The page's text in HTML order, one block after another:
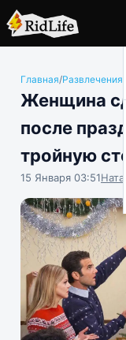
Главная/Развлечения
Женщина
после
тройную
15 Января 03:51